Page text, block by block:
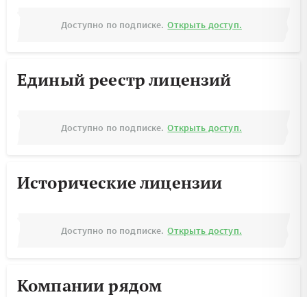
Доступно по подписке. Открыть доступ.
Единый реестр лицензий
Доступно по подписке. Открыть доступ.
Исторические лицензии
Доступно по подписке. Открыть доступ.
Компании рядом